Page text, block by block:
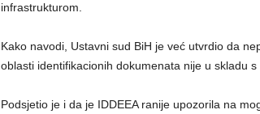
infrastrukturom.
Kako navodi, Ustavni sud BiH je već utvrdio da
oblasti identifikacionih dokumenata nije u skladu
Podsjetio je i da je IDDEEA ranije upozorila na